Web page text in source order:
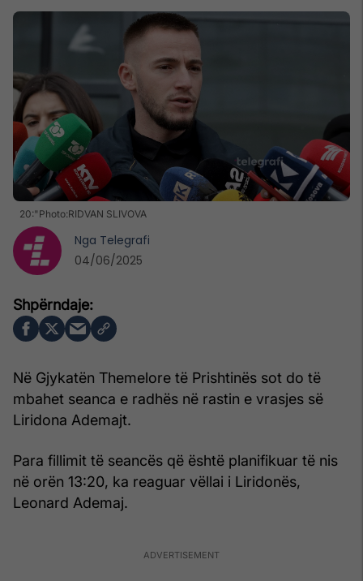
20:"Photo:RIDVAN SLIVOVA
Në Gjykatën Themelore të Prishtinës sot do të
mbahet seanca e radhës në rastin e vrasjes së
Liridona Ademajt.
Para fillimit të seancës që është planifikuar të nis
në orën 13:20, ka reaguar vëllai i Liridonës,
Leonard Ademaj.
Nga Telegrafi
04/06/2025